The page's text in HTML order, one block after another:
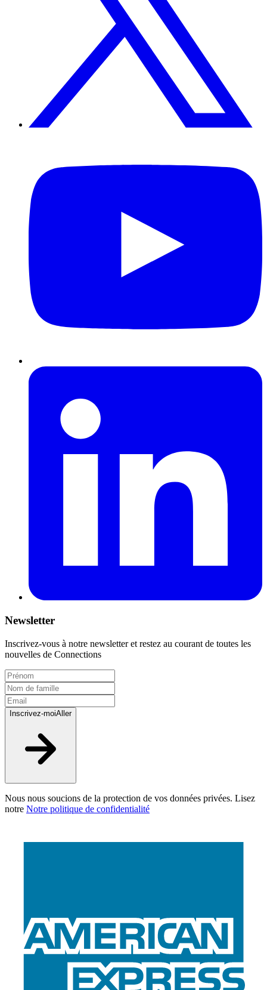
Newsletter
Inscrivez-vous à notre newsletter et restez au courant de toutes les
nouvelles de Connections
Inscrivez-moiAller
Nous nous soucions de la protection de vos données privées. Lisez
notre Notre politique de confidentialité